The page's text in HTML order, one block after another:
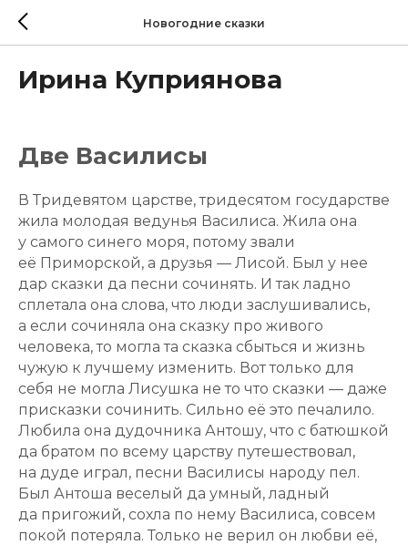
Новогодние сказки
Ирина Куприянова
Две Василисы
В Тридевятом царстве, тридесятом государстве
жила молодая ведунья Василиса. Жила она
у самого синего моря, потому звали
её Приморской, а друзья — Лисой. Был у нее
дар сказки да песни сочинять. И так ладно
сплетала она слова, что люди заслушивались,
а если сочиняла она сказку про живого
человека, то могла та сказка сбыться и жизнь
чужую к лучшему изменить. Вот только для
себя не могла Лисушка не то что сказки — даже
присказки сочинить. Сильно её это печалило.
Любила она дудочника Антошу, что с батюшкой
да братом по всему царству путешествовал,
на дуде играл, песни Василисы народу пел.
Был Антоша веселый да умный, ладный
да пригожий, сохла по нему Василиса, совсем
покой потеряла. Только не верил он любви её,